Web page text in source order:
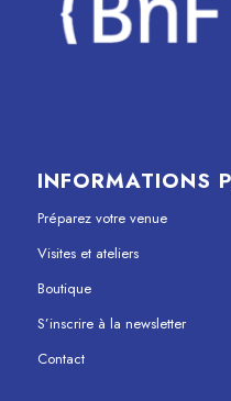
INFORMATIONS
Préparez votre venue
Visites et ateliers
Boutique
S’inscrire à la newsletter
Contact